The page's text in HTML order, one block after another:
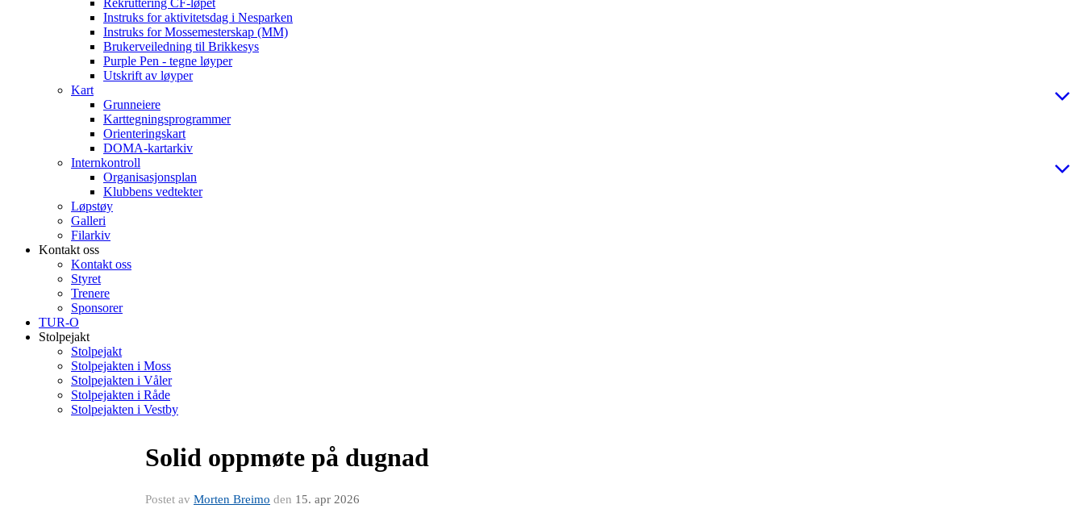
Rekruttering CF-løpet
Instruks for aktivitetsdag i Nesparken
Instruks for Mossemesterskap (MM)
Brukerveiledning til Brikkesys
Purple Pen - tegne løyper
Utskrift av løyper
Kart
Grunneiere
Karttegningsprogrammer
Orienteringskart
DOMA-kartarkiv
Internkontroll
Organisasjonsplan
Klubbens vedtekter
Løpstøy
Galleri
Filarkiv
Kontakt oss
Kontakt oss
Styret
Trenere
Sponsorer
TUR-O
Stolpejakt
Stolpejakt
Stolpejakten i Moss
Stolpejakten i Våler
Stolpejakten i Råde
Stolpejakten i Vestby
Solid oppmøte på dugnad
Postet av Morten Breimo den 15. apr 2026